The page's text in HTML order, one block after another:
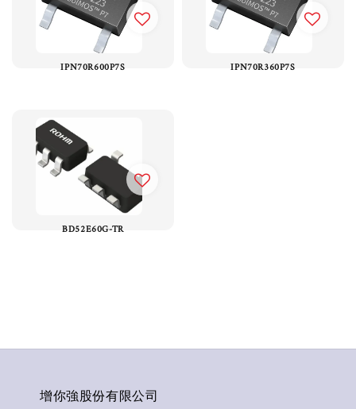
IPN70R600P7S IPN70R360P7S
BD52E60G-TR
增你強股份有限公司